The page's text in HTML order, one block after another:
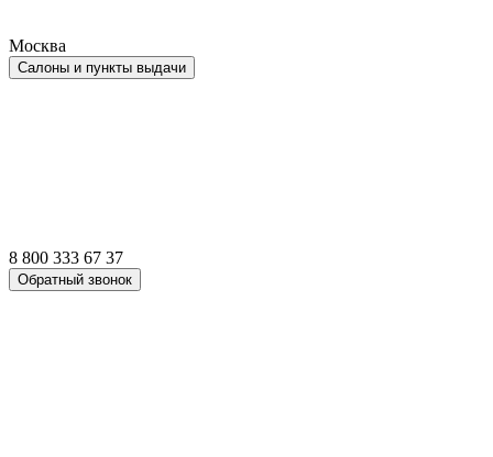
Москва
Салоны и пункты выдачи
8 800 333 67 37
Обратный звонок